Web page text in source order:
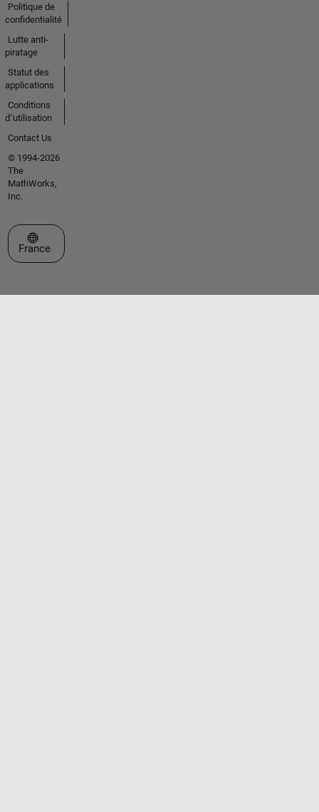
Politique de
confidentialité
Lutte anti-
piratage
Statut des
applications
Conditions
d՚utilisation
Contact Us
© 1994-2026
The
MathWorks,
Inc.
Sélectionner un site web
France